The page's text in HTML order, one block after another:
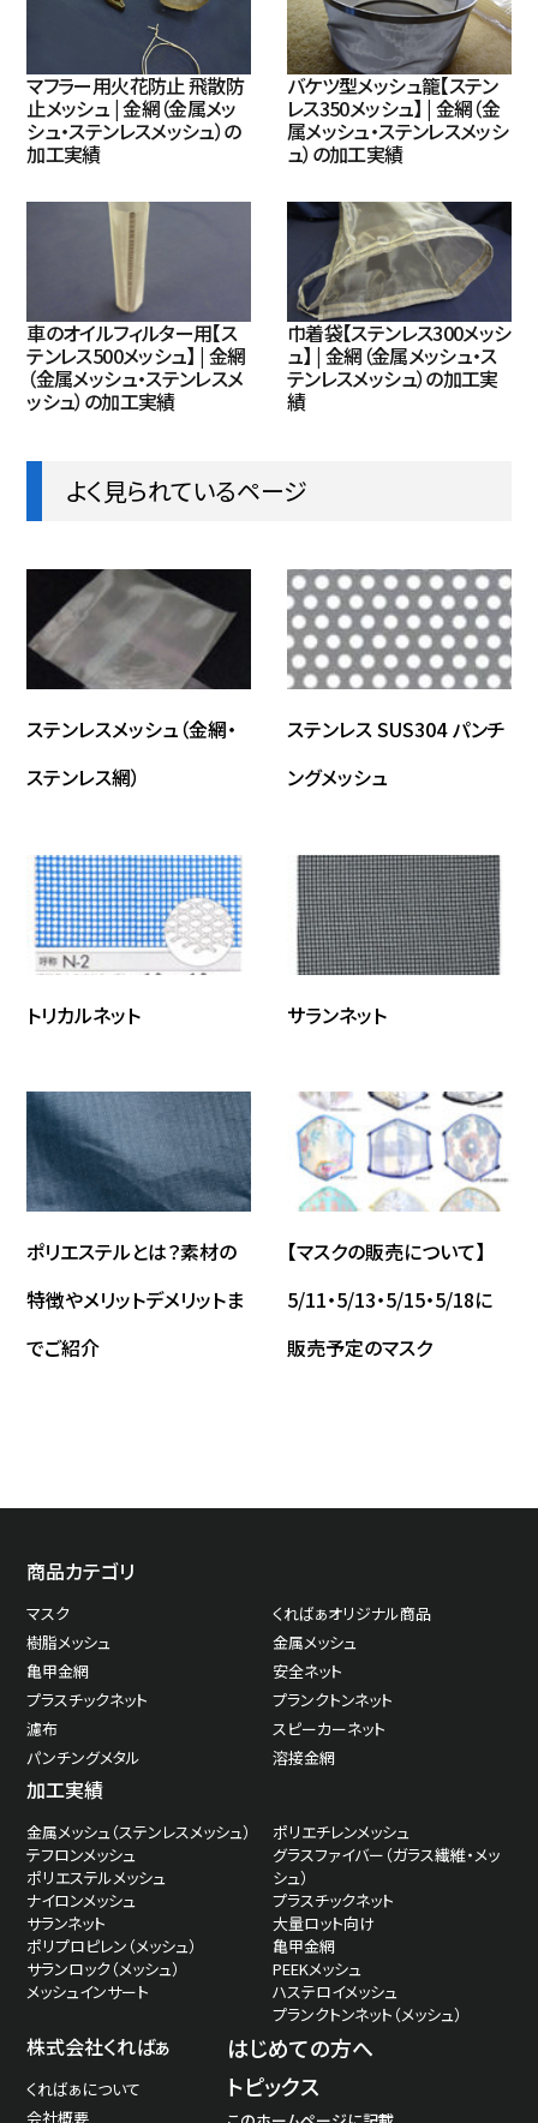
マフラー用火花防止 飛散防
止メッシュ | 金網（金属メッ
シュ・ステンレスメッシュ）の
加工実績
バケツ型メッシュ籠【ステン
レス350メッシュ】 | 金網（金
属メッシュ・ステンレスメッシ
ュ）の加工実績
車のオイルフィルター用【ス
テンレス500メッシュ】 | 金網
（金属メッシュ・ステンレスメ
ッシュ）の加工実績
巾着袋【ステンレス300メッシ
ュ】 | 金網（金属メッシュ・ス
テンレスメッシュ）の加工実
績
よく見られているページ
ステンレスメッシュ（金網・
ステンレス網）
ステンレス SUS304 パンチ
ングメッシュ
トリカルネット サランネット
ポリエステルとは？素材の
特徴やメリットデメリットま
でご紹介
【マスクの販売について】
5/11・5/13・5/15・5/18に
販売予定のマスク
商品カテゴリ
マスク
くればぁオリジナル商品
樹脂メッシュ
金属メッシュ
亀甲金網
安全ネット
プラスチックネット
プランクトンネット
濾布
スピーカーネット
パンチングメタル
溶接金網
加工実績
金属メッシュ（ステンレスメッシュ）
テフロンメッシュ
ポリエステルメッシュ
ナイロンメッシュ
サランネット
ポリプロピレン（メッシュ）
サランロック（メッシュ）
メッシュインサート
ポリエチレンメッシュ
グラスファイバー（ガラス繊維・メッ
シュ）
プラスチックネット
大量ロット向け
亀甲金網
PEEKメッシュ
ハステロイメッシュ
プランクトンネット（メッシュ）
株式会社くればぁ
くればぁについて
会社概要
はじめての方へ
トピックス